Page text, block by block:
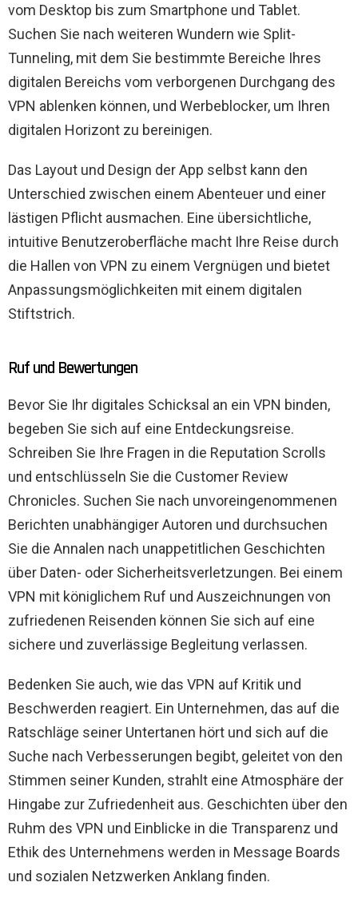
vom Desktop bis zum Smartphone und Tablet.
Suchen Sie nach weiteren Wundern wie Split-
Tunneling, mit dem Sie bestimmte Bereiche Ihres
digitalen Bereichs vom verborgenen Durchgang des
VPN ablenken können, und Werbeblocker, um Ihren
digitalen Horizont zu bereinigen.
Das Layout und Design der App selbst kann den
Unterschied zwischen einem Abenteuer und einer
lästigen Pflicht ausmachen. Eine übersichtliche,
intuitive Benutzeroberfläche macht Ihre Reise durch
die Hallen von VPN zu einem Vergnügen und bietet
Anpassungsmöglichkeiten mit einem digitalen
Stiftstrich.
Ruf und Bewertungen
Bevor Sie Ihr digitales Schicksal an ein VPN binden,
begeben Sie sich auf eine Entdeckungsreise.
Schreiben Sie Ihre Fragen in die Reputation Scrolls
und entschlüsseln Sie die Customer Review
Chronicles. Suchen Sie nach unvoreingenommenen
Berichten unabhängiger Autoren und durchsuchen
Sie die Annalen nach unappetitlichen Geschichten
über Daten- oder Sicherheitsverletzungen. Bei einem
VPN mit königlichem Ruf und Auszeichnungen von
zufriedenen Reisenden können Sie sich auf eine
sichere und zuverlässige Begleitung verlassen.
Bedenken Sie auch, wie das VPN auf Kritik und
Beschwerden reagiert. Ein Unternehmen, das auf die
Ratschläge seiner Untertanen hört und sich auf die
Suche nach Verbesserungen begibt, geleitet von den
Stimmen seiner Kunden, strahlt eine Atmosphäre der
Hingabe zur Zufriedenheit aus. Geschichten über den
Ruhm des VPN und Einblicke in die Transparenz und
Ethik des Unternehmens werden in Message Boards
und sozialen Netzwerken Anklang finden.